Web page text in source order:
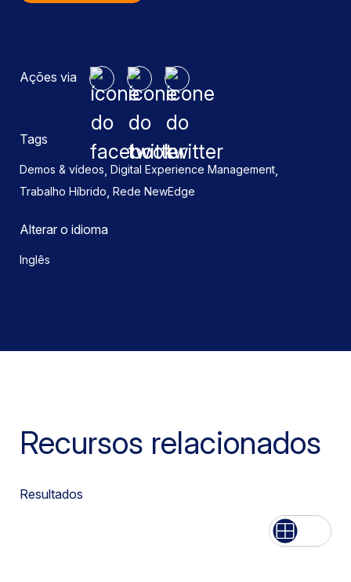
Ações via
Tags
Demos & vídeos, Digital Experience Management,
Trabalho Híbrido, Rede NewEdge
Alterar o idioma
Inglês
Recursos relacionados
Resultados
Lista Rede